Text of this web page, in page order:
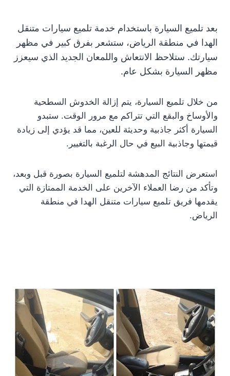
بعد تلميع السيارة باستخدام خدمة تلميع سيارات متنقل
الهدا في منطقة الرياض، ستشعر بفرق كبير في مظهر
سيارتك. ستلاحظ الانتعاش واللمعان الجديد الذي سيعزز
مظهر السيارة بشكل عام.
من خلال تلميع السيارة، يتم إزالة الخدوش السطحية
والأوساخ والبقع التي تتراكم مع مرور الوقت. ستبدو
السيارة أكثر جاذبية وحديثة للعين، مما قد يؤدي إلى زيادة
قيمتها وجاذبية البيع في حال الرغبة بالتغيير.
استعرض النتائج المدهشة لتلميع السيارة بصورة قبل وبعد،
وتأكد من رضا العملاء الآخرين على الخدمة الممتازة التي
يقدمها فريق تلميع سيارات متنقل الهدا في منطقة
الرياض.